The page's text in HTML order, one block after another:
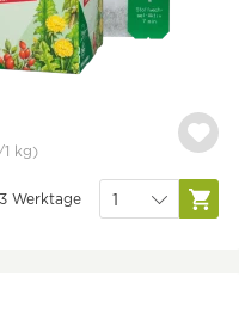
kg)
Werktage